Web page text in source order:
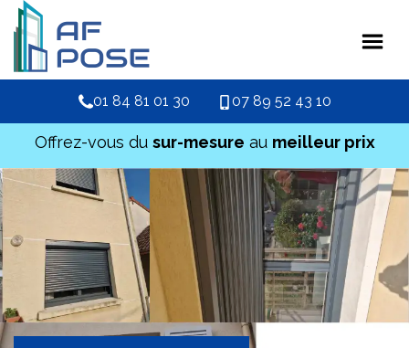
01 84 81 01 30 07 89 52 43 10
Offrez-vous du sur-mesure au meilleur prix